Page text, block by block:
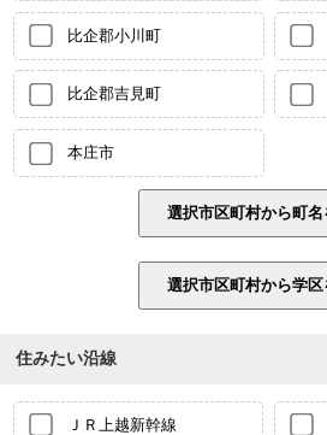
比企郡小川町
比企郡吉見町
本庄市
住みたい沿線
ＪＲ上越新幹線